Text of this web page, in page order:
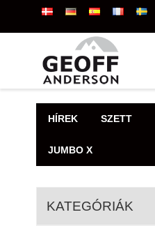
HÍREK SZETT
JUMBO X
KATEGÓRIÁK